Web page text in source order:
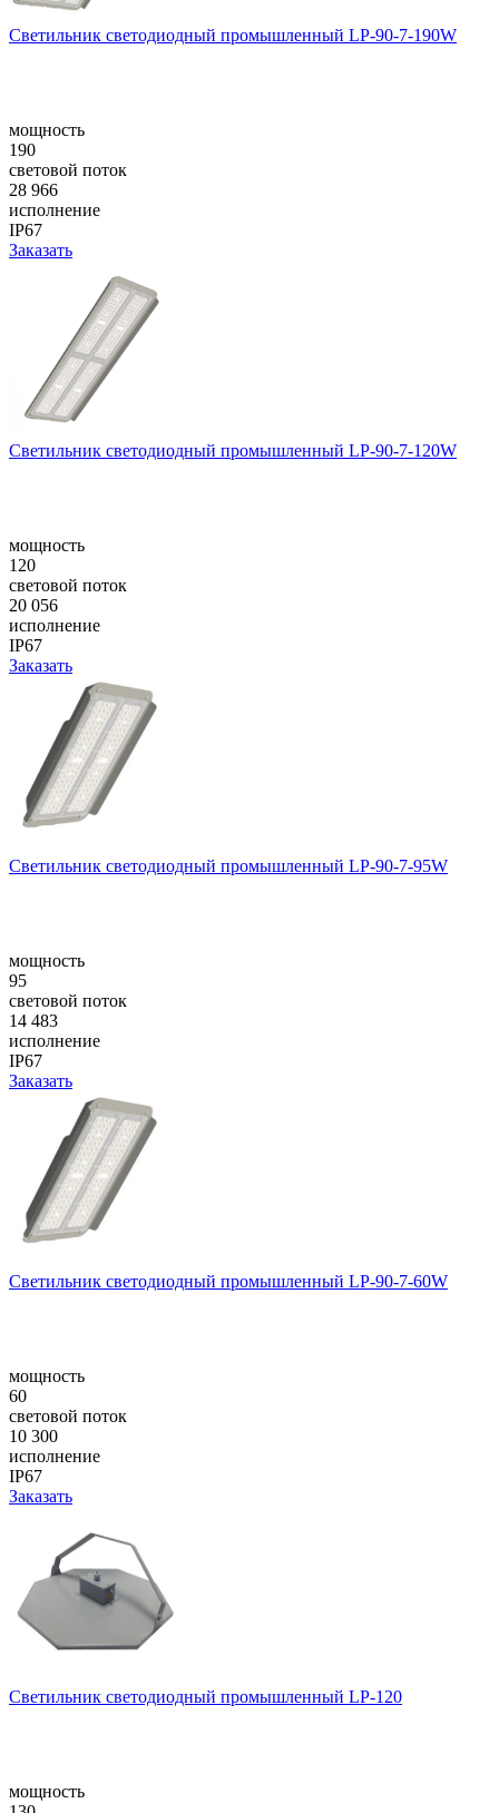
Светильник светодиодный промышленный LP-90-7-190W
мощность
190
световой поток
28 966
исполнение
IP67
Заказать
Светильник светодиодный промышленный LP-90-7-120W
мощность
120
световой поток
20 056
исполнение
IP67
Заказать
Светильник светодиодный промышленный LP-90-7-95W
мощность
95
световой поток
14 483
исполнение
IP67
Заказать
Светильник светодиодный промышленный LP-90-7-60W
мощность
60
световой поток
10 300
исполнение
IP67
Заказать
Светильник светодиодный промышленный LP-120
мощность